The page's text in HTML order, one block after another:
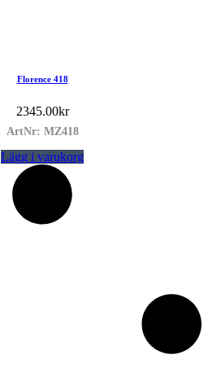
Florence 418
2345.00kr
ArtNr: MZ418
Lägg i varukorg